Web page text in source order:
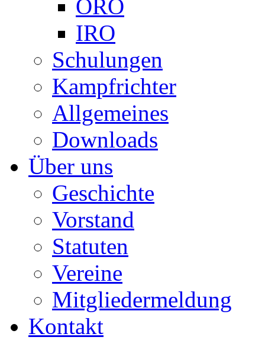
ÖRO
IRO
Schulungen
Kampfrichter
Allgemeines
Downloads
Über uns
Geschichte
Vorstand
Statuten
Vereine
Mitgliedermeldung
Kontakt